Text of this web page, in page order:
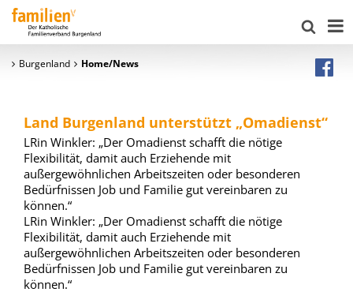
Burgenland Home/News
Land Burgenland unterstützt „Omadienst“
LRin Winkler: „Der Omadienst schafft die nötige
Flexibilität, damit auch Erziehende mit
außergewöhnlichen Arbeitszeiten oder besonderen
Bedürfnissen Job und Familie gut vereinbaren zu
können.“
LRin Winkler: „Der Omadienst schafft die nötige
Flexibilität, damit auch Erziehende mit
außergewöhnlichen Arbeitszeiten oder besonderen
Bedürfnissen Job und Familie gut vereinbaren zu
können.“